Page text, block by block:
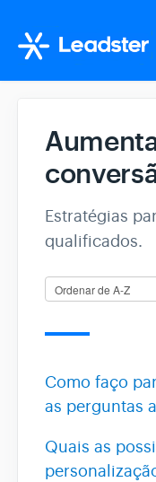
Estratégias
qualificados.
Como faço
as perguntas
Quais as